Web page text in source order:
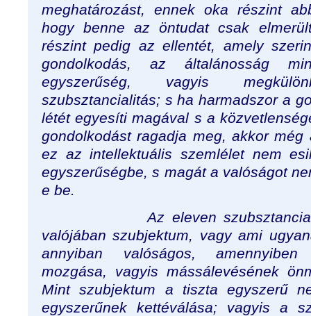
meghatározást, ennek oka részint
hogy benne az öntudat csak
részint pedig az ellentét, amely
gondolkodás, az általánosság
egyszerűség, vagyis
szubsztancialitás; s ha harmadszor a
létét egyesíti magával s a
gondolkodást ragadja meg, akkor
ez az intellektuális szemlélet nem
egyszerűségbe, s magát a valóságot
e be.
Az eleven szubsztancia
valójában szubjektum, vagy ami
annyiban valóságos, amennyiben
mozgása, vagyis mássálevésének
Mint szubjektum a tiszta egyszerű
egyszerűnek kettéválása; vagyis a